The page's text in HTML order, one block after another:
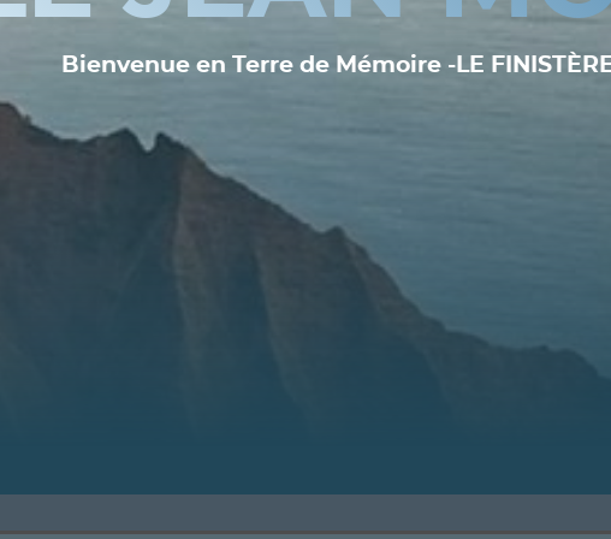
Bienvenue en Terre de Mémoire -LE